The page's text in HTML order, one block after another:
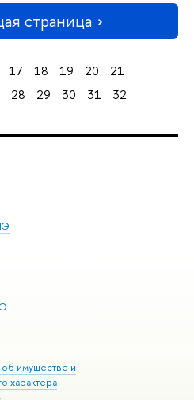
страница
17 18 19 20
21
28 29 30 31 32
об имуществе и
характера